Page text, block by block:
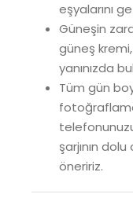
eşyalarını
Güneşin
güneş
yanınızda
Tüm gün
şarjının
öneririz.